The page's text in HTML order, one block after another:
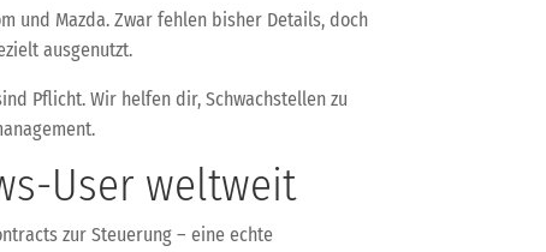
und Mazda. Zwar fehlen bisher Details, doch
ausgenutzt.
Pflicht. Wir helfen dir, Schwachstellen zu
User weltweit
zur Steuerung – eine echte